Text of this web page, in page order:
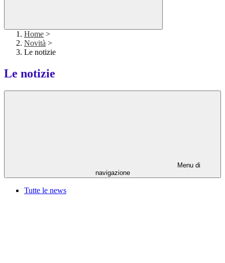
Home >
Novità >
Le notizie
Le notizie
Menu di
navigazione
Tutte le news